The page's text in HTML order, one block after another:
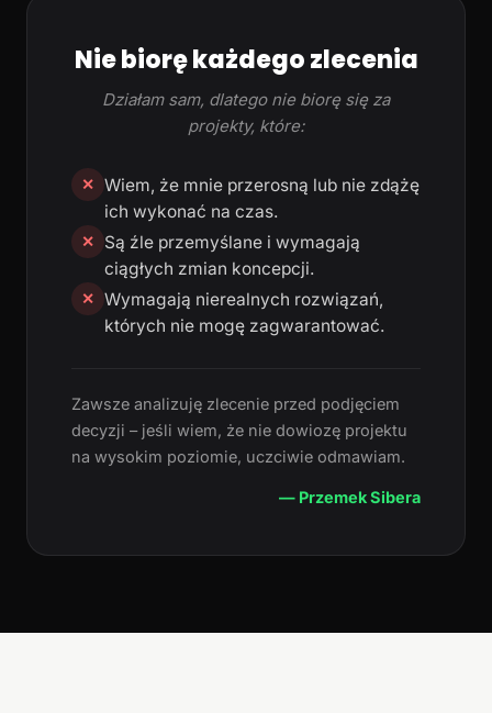
Nie biorę każdego zlecenia
Działam sam, dlatego nie biorę się za
projekty, które:
✕ Wiem, że mnie przerosną lub nie zdążę
ich wykonać na czas.
✕
Są źle przemyślane i wymagają
ciągłych zmian koncepcji.
✕ Wymagają nierealnych rozwiązań,
których nie mogę zagwarantować.
Zawsze analizuję zlecenie przed podjęciem
decyzji – jeśli wiem, że nie dowiozę projektu
na wysokim poziomie, uczciwie odmawiam.
— Przemek Sibera